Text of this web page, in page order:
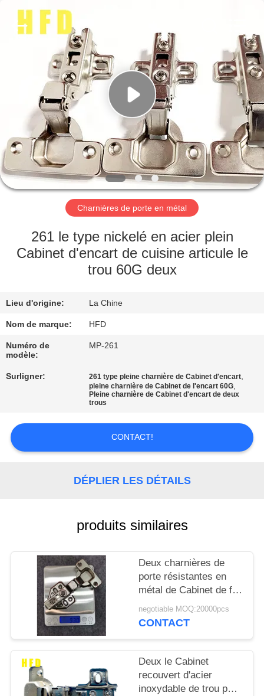
MAISON
PRODUITS
VIDÉOS
AU
SUJET
NOUS
CONTRÔLE
DE
CONTACTEZ-
NOUS
NOUVELLES
PRIVACY
POLICY
HongFengDa
Hardware
Factory.
Charnières de porte en métal
261 le type nickelé en acier plein
Cabinet d'encart de cuisine articule le
trou 60G deux
Lieu d'origine: La Chine
Nom de marque: HFD
Numéro de
modèle:
MP-261
Surligner: 261 type pleine charnière de Cabinet d'encart,
pleine charnière de Cabinet de l'encart 60G,
Pleine charnière de Cabinet d'encart de deux
trous
CONTACT!
DÉPLIER LES DÉTAILS
produits similaires
Deux charnières de
porte résistantes en
métal de Cabinet de fer
du trou SS201 polies
negotiable MOQ:20000pcs
CONTACT
Deux le Cabinet
recouvert d'acier
inoxydable de trou par